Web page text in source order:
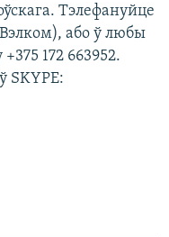
Тэлефануйце
або ў любы
172 663952.
SKYPE: